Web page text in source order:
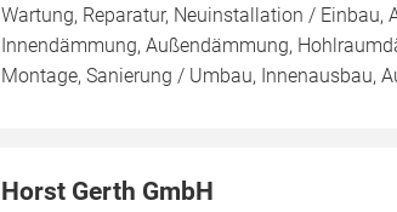
Wartung, Reparatur, Neuinstallation /
Innendämmung, Außendämmung,
Montage, Sanierung / Umbau, Innenausbau,
Horst Gerth GmbH